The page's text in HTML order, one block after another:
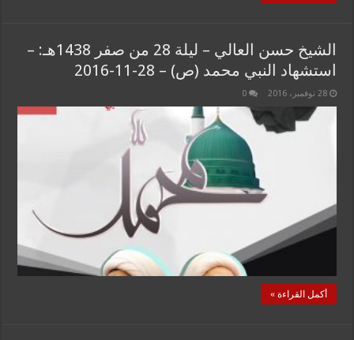
الشيخ حسن العالي – ليلة 28 من صفر 1438هـ: –
استشهاد النبي محمد (ص) – 28-11-2016
28 نوفمبر، 2016 0
أكمل القراءة »